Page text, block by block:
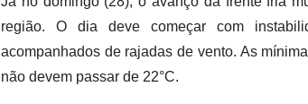
região. O dia deve começar com
acompanhados de rajadas de vento. As
não devem passar de 22°C.